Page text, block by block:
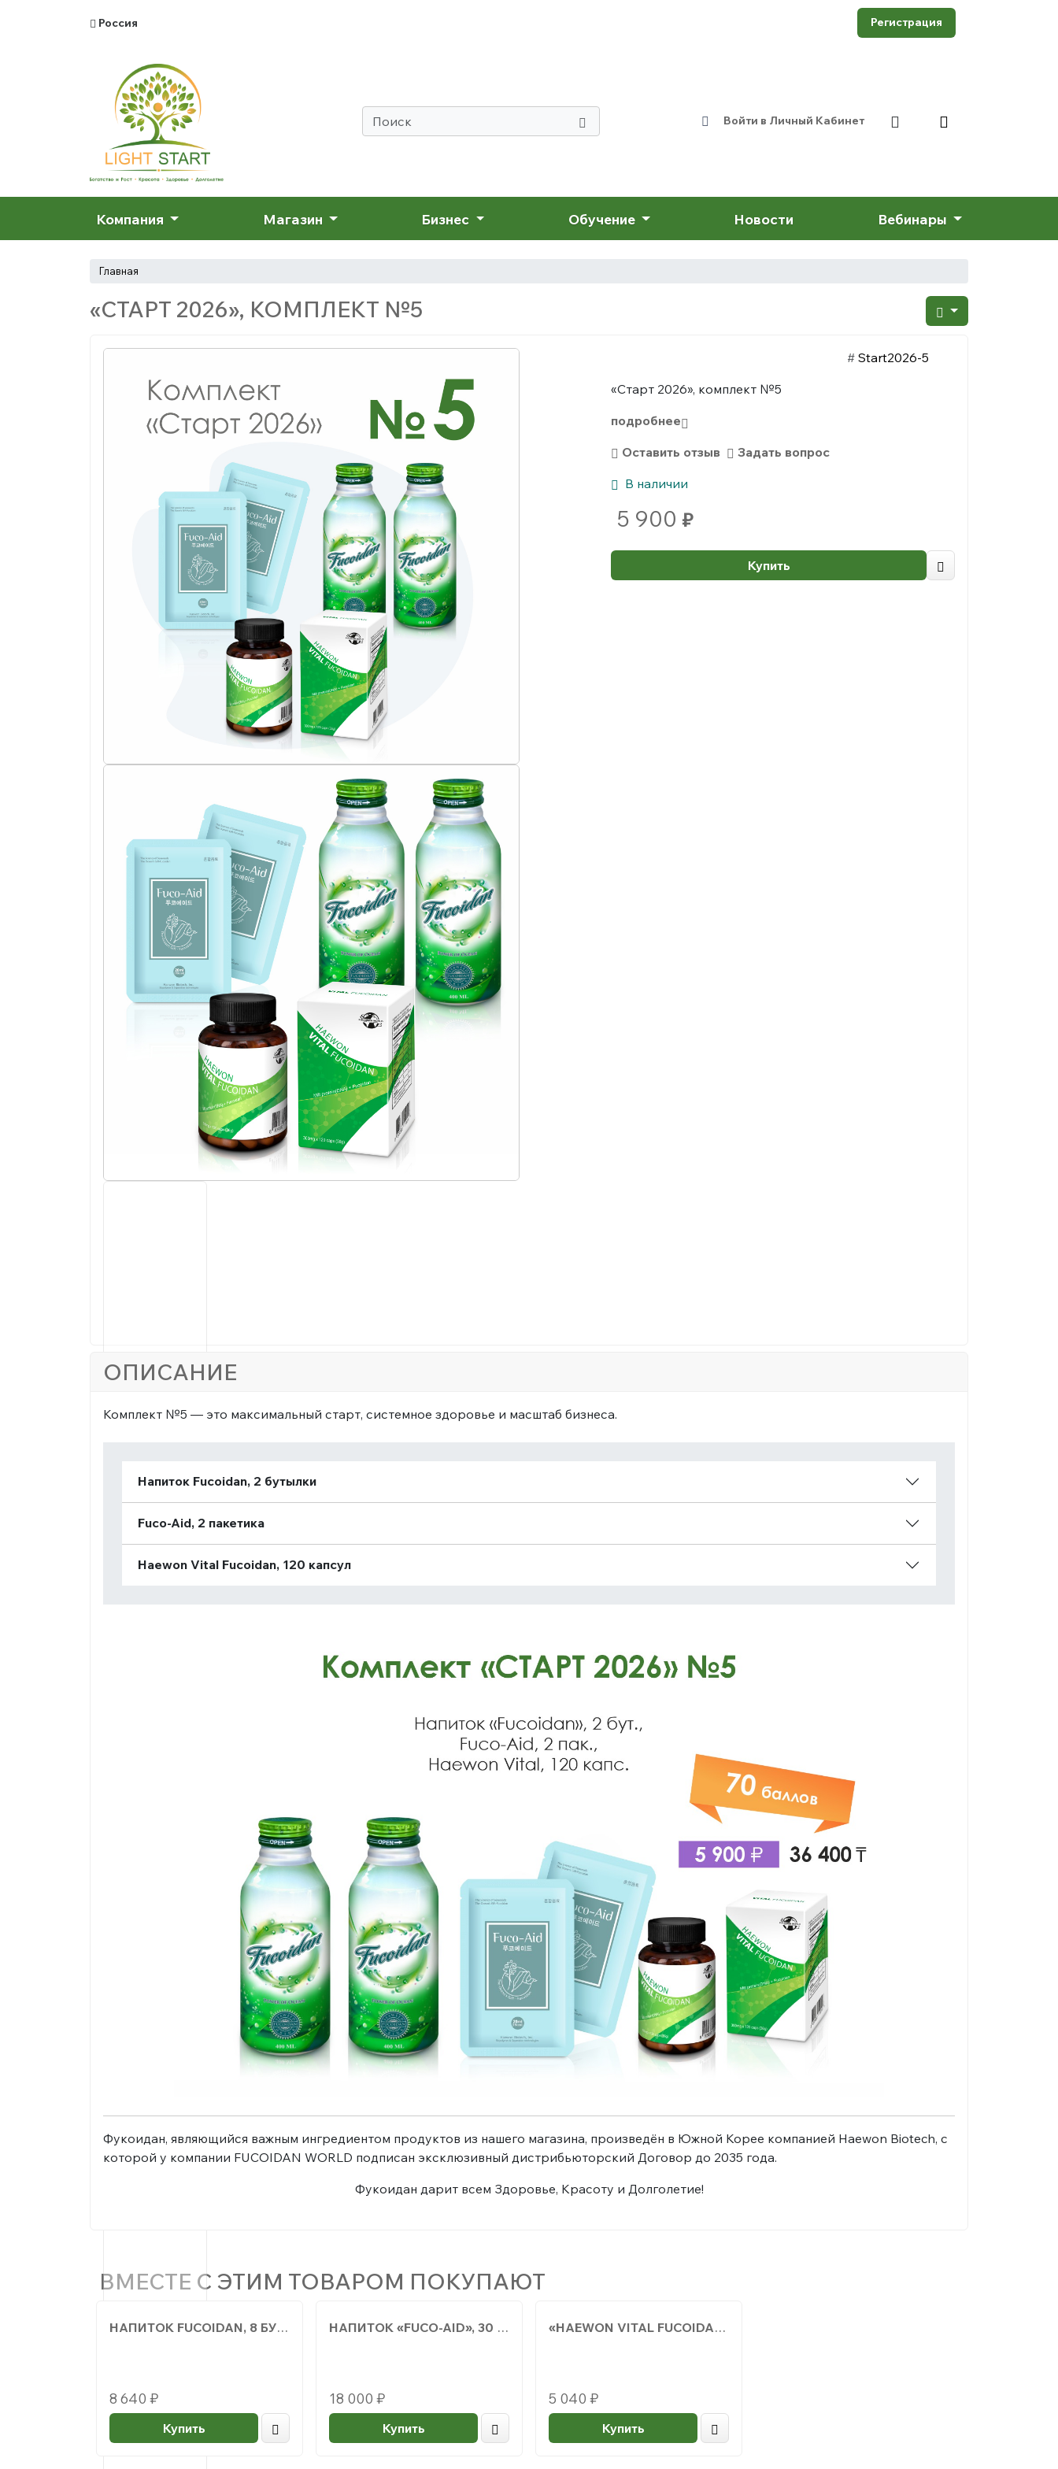
Россия Регистрация
Войти в Личный Кабинет
Компания Магазин Бизнес Обучение Новости Вебинары
Главная
«СТАРТ 2026», КОМПЛЕКТ №5
#Start2026-5
«Старт 2026», комплект №5
подробнее
Оставить отзыв
Задать вопрос
В наличии
5 900 ₽
Купить
ОПИСАНИЕ
Комплект №5 — это максимальный старт, системное здоровье и масштаб бизнеса.
Напиток Fucoidan, 2 бутылки
Fuco-Aid, 2 пакетика
Haewon Vital Fucoidan, 120 капсул
Фукоидан, являющийся важным ингредиентом продуктов из нашего магазина, произведён в Южной Корее компанией Haewon Biotech, с
которой у компании FUCOIDAN WORLD подписан эксклюзивный дистрибьюторский Договор до 2035 года.
Фукоидан дарит всем Здоровье, Красоту и Долголетие!
ВМЕСТЕ С ЭТИМ ТОВАРОМ ПОКУПАЮТ
НАПИТОК FUCOIDAN, 8 БУТЫЛОК
8 640 ₽
Купить
НАПИТОК «FUCO-AID», 30 ПАКЕТИКОВ
18 000 ₽
Купить
«HAEWON VITAL FUCOIDAN», 120 КАПСУЛ
5 040 ₽
Купить